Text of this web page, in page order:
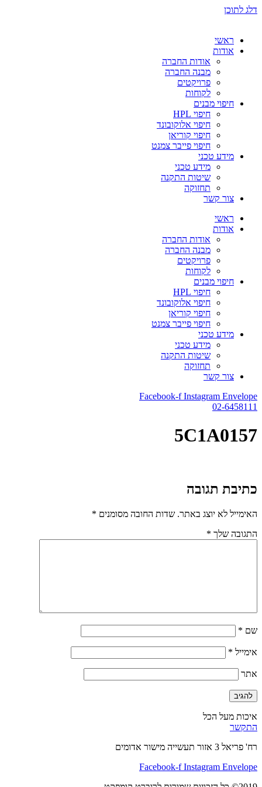
דלג לתוכן
ראשי
אודות
אודות החברה
מבנה החברה
פרויקטים
לקוחות
חיפוי מבנים
חיפוי HPL
חיפוי אלוקובונד
חיפוי קוריאן
חיפוי פייבר צמנט
מידע טכני
מידע טכני
שיטות התקנה
תחזוקה
צור קשר
ראשי
אודות
אודות החברה
מבנה החברה
פרויקטים
לקוחות
חיפוי מבנים
חיפוי HPL
חיפוי אלוקובונד
חיפוי קוריאן
חיפוי פייבר צמנט
מידע טכני
מידע טכני
שיטות התקנה
תחזוקה
צור קשר
Facebook-f Instagram Envelope
02-6458111
5C1A0157
כתיבת תגובה
האימייל לא יוצג באתר. שדות החובה מסומנים *
התגובה שלך *
שם *
אימייל *
אתר
איכות מעל הכל
התקשר
רח' פריאל 3 אזור תעשייה מישור אדומים
Facebook-f Instagram Envelope